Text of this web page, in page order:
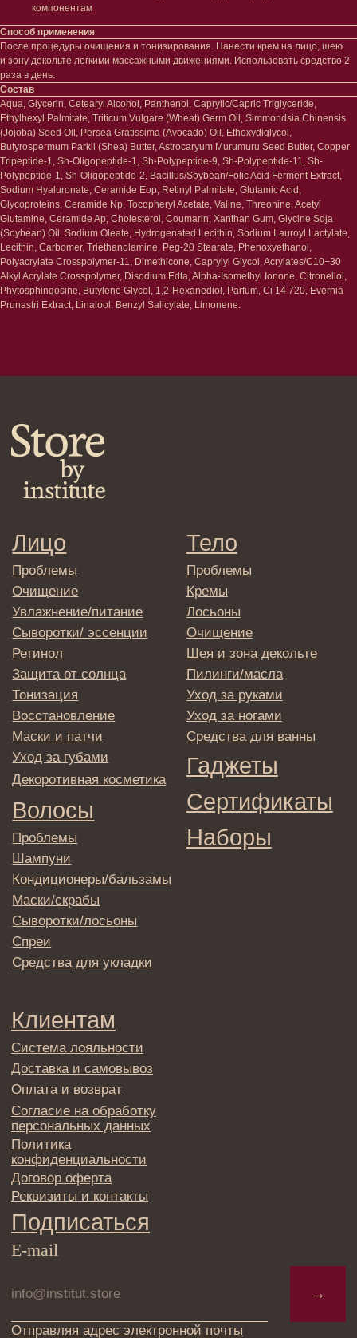
компонентам
Способ применения
После процедуры очищения и тонизирования. Нанести крем на лицо, шею
и зону декольте легкими массажными движениями. Использовать средство 2
раза в день.
Состав
Aqua, Glycerin, Cetearyl Alcohol, Panthenol, Caprylic/Capric Triglyceride,
Ethylhexyl Palmitate, Triticum Vulgare (Wheat) Germ Oil, Simmondsia Chinensis
(Jojoba) Seed Oil, Persea Gratissima (Avocado) Oil, Ethoxydiglycol,
Butyrospermum Parkii (Shea) Butter, Astrocaryum Murumuru Seed Butter, Copper
Tripeptide-1, Sh-Oligopeptide-1, Sh-Polypeptide-9, Sh-Polypeptide-11, Sh-
Polypeptide-1, Sh-Oligopeptide-2, Bacillus/Soybean/Folic Acid Ferment Extract,
Sodium Hyaluronate, Ceramide Eop, Retinyl Palmitate, Glutamic Acid,
Glycoproteins, Ceramide Np, Tocopheryl Acetate, Valine, Threonine, Acetyl
Glutamine, Ceramide Ap, Cholesterol, Coumarin, Xanthan Gum, Glycine Soja
(Soybean) Oil, Sodium Oleate, Hydrogenated Lecithin, Sodium Lauroyl Lactylate,
Lecithin, Carbomer, Triethanolamine, Peg-20 Stearate, Phenoxyethanol,
Polyacrylate Crosspolymer-11, Dimethicone, Caprylyl Glycol, Acrylates/C10−30
Alkyl Acrylate Crosspolymer, Disodium Edta, Alpha-Isomethyl Ionone, Citronellol,
Phytosphingosine, Butylene Glycol, 1,2-Hexanediol, Parfum, Ci 14 720, Evernia
Prunastri Extract, Linalool, Benzyl Salicylate, Limonene.
Пилинги/масла
Уход за руками
Гаджеты
Сертификаты
Наборы
Клиентам
Система лояльности
Подписаться
E-mail
обработки персональных данных
Ретинол
Защита от солнца
Тонизация
Восстановление
Маски и патчи
Уход за губами
Декоротивная косметика
Волосы
Проблемы
Шампуни
Кондиционеры/бальзамы
Маски/скрабы
Сыворотки/лосьоны
Спреи
Средства для укладки
© 2025 Institute Store